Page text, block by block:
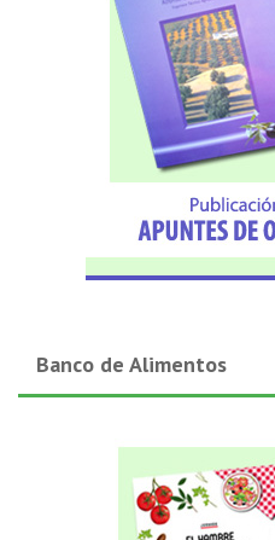
Banco de Alimentos